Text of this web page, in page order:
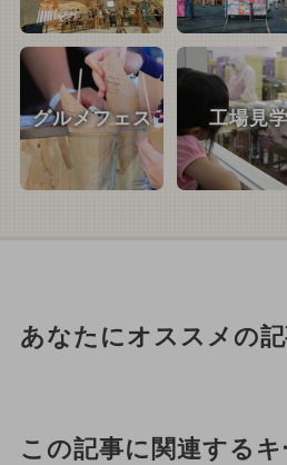
グルメフェス 工場見学
あなたにオススメの
この記事に関連するキ